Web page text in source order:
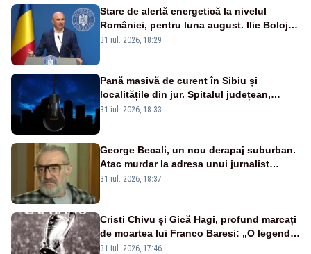
Stare de alertă energetică la nivelul
României, pentru luna august. Ilie Bolojan
a anunțat importuri și posibile restricții –
31 iul. 2026, 18:29
Pană masivă de curent în Sibiu și
localitățile din jur. Spitalul județean,
semafoarele, rețelele de telefonie, grav
31 iul. 2026, 18:33
George Becali, un nou derapaj suburban.
Atac murdar la adresa unui jurnalist
sportiv – AUDIO
31 iul. 2026, 18:37
Cristi Chivu și Gică Hagi, profund marcați
de moartea lui Franco Baresi: „O legendă
a fotbalului mondial”
31 iul. 2026, 17:46